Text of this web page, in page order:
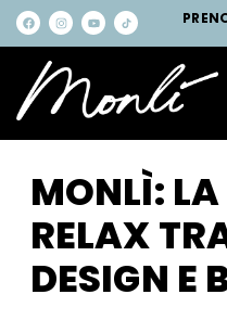
MONLÌ:
RELAX
DESIGN E